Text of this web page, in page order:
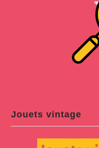
Jouets vintage